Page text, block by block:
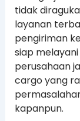
tidak
layanan
pengiriman
siap
perusahaan
cargo yang
kapanpun.